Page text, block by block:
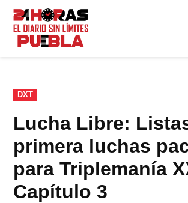
Saltar
contenido
PUBLICADO
EN
DXT
Lucha Libre:
primera luchas
para Triplemanía
Capítulo 3